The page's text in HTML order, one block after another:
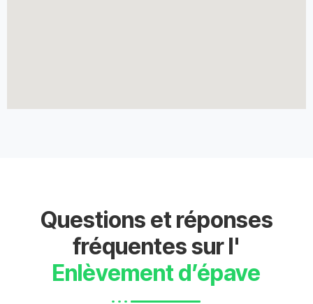
Questions et réponses
fréquentes sur l'
Enlèvement d’épave